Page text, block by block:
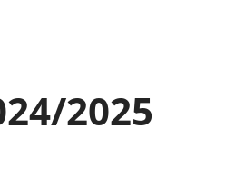
2025